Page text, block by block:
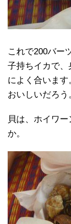
これで200バー
子持ちイカで
によく合いま
おいしいだろう
貝は、ホイワ
か。